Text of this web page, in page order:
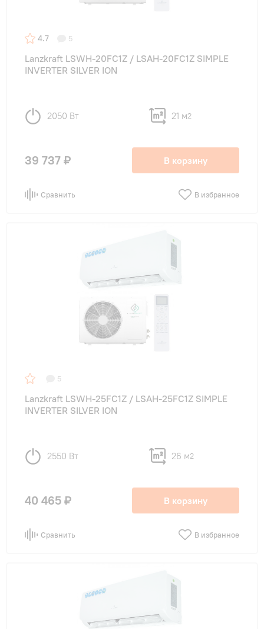
4.7 5
Lanzkraft LSWH-20FC1Z / LSAH-20FC1Z SIMPLE
INVERTER SILVER ION
2050 Вт 21 м2
39 737 ₽ В корзину
Сравнить В избранное
5
Lanzkraft LSWH-25FC1Z / LSAH-25FC1Z SIMPLE
INVERTER SILVER ION
2550 Вт 26 м2
40 465 ₽ В корзину
Сравнить В избранное